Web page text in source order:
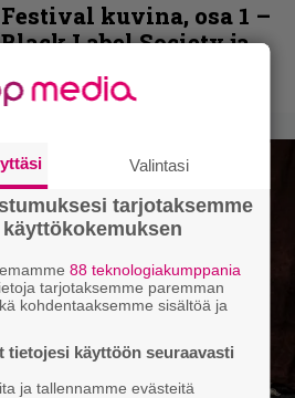
kuvina, osa 1 –
Label Society ja
esiintyjiä
Valintasi
tarjotaksemme
88 teknologiakumppania
tarjotaksemme paremman
kohdentaaksemme sisältöä ja
tietojesi käyttöön seuraavasti
ja tallennamme evästeitä